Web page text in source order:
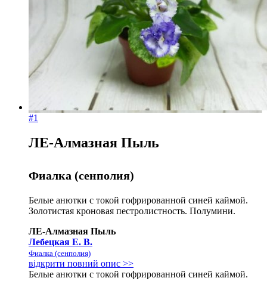
#1
ЛЕ-Алмазная Пыль
Фиалка (сенполия)
Белые анютки с токой гофрированной синей каймой.
Золотистая кроновая пестролистность. Полумини.
ЛЕ-Алмазная Пыль
Лебецкая Е. В.
Фиалка (сенполия)
відкрити повний опис >>
Белые анютки с токой гофрированной синей каймой.